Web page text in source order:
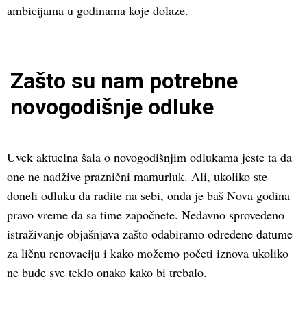
ambicijama u godinama koje dolaze.
Zašto su nam potrebne
novogodišnje odluke
Uvek aktuelna šala o novogodišnjim odlukama jeste ta da
one ne nadžive praznični mamurluk. Ali, ukoliko ste
doneli odluku da radite na sebi, onda je baš Nova godina
pravo vreme da sa time započnete. Nedavno sprovedeno
istraživanje objašnjava zašto odabiramo određene datume
za ličnu renovaciju i kako možemo početi iznova ukoliko
ne bude sve teklo onako kako bi trebalo.